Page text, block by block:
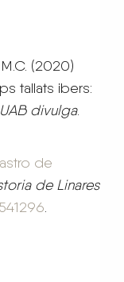
M.C. (2020)
tallats ibers:
UAB divulga.
de
de Linares
.